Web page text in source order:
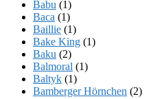
Babu (1)
Baca (1)
Baillie (1)
Bake King (1)
Baku (2)
Balmoral (1)
Baltyk (1)
Bamberger Hörnchen (2)